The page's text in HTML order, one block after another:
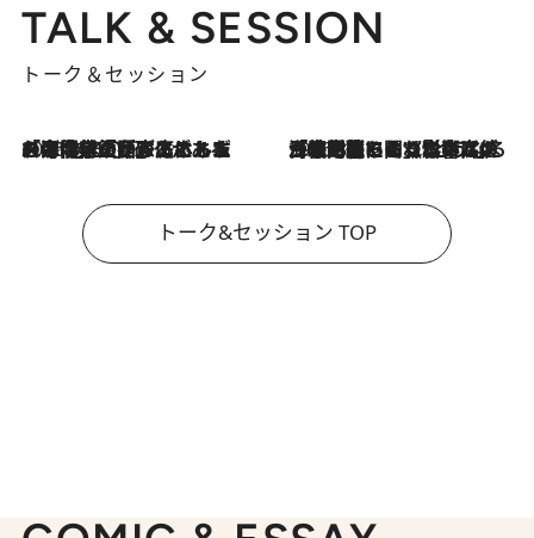
TALK & SESSION
トーク＆セッション
2026.8.3
「今後値上げがあるとすれば…」「リスクがあるのは今年の冬」エネルギー専門家が語る、ホルムズ海峡封鎖が家庭にもたらす“ある心配” 2026.8.3
「住宅建てられない…」「サーチャージ料の高値が続いている」ホルムズ海峡封鎖による影響はいつまで続く？《エネルギー専門家に聞く“どうなる日本の暮らし”》
トーク&セッション TOP